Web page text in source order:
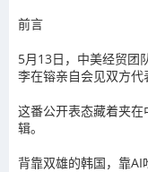
前言
5月13日，中美经贸团
李在镕亲自会见双方代
这番公开表态藏着夹
辑。
背靠双雄的韩国，靠AI